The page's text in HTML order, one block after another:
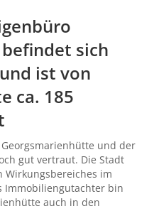
sich
ist von
ca. 185
und der
gut vertraut. Die Stadt
im
Immobiliengutachter bin
auch in den